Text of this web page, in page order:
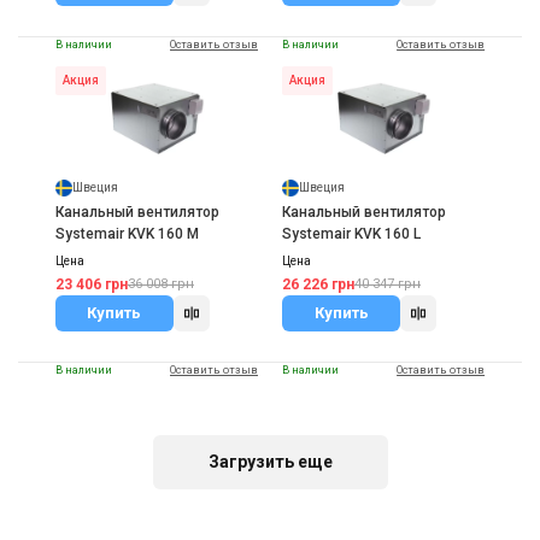
В наличии Оставить отзыв
Акция
Швеция
Канальный вентилятор
Systemair KVK 160 M
Цена
23 406 грн36 008 грн
Купить
В наличии Оставить отзыв
Акция
Швеция
Канальный вентилятор
Systemair KVK 160 L
Цена
26 226 грн40 347 грн
Купить
В наличии Оставить отзыв В наличии Оставить отзыв
Загрузить еще